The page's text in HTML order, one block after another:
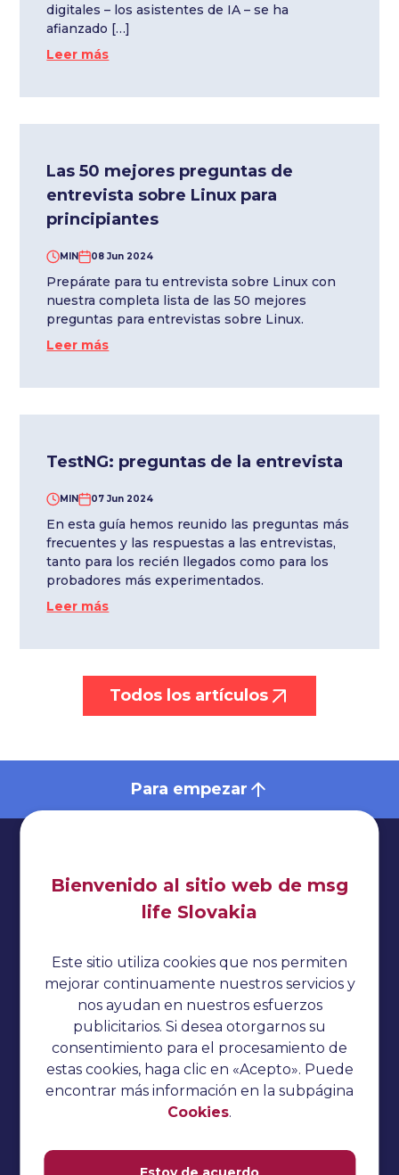
digitales – los asistentes de IA – se ha
afianzado […]
Leer más
Las 50 mejores preguntas de
entrevista sobre Linux para
principiantes
MIN 08 Jun 2024
Prepárate para tu entrevista sobre Linux con
nuestra completa lista de las 50 mejores
preguntas para entrevistas sobre Linux.
Leer más
TestNG: preguntas de la entrevista
MIN 07 Jun 2024
En esta guía hemos reunido las preguntas más
frecuentes y las respuestas a las entrevistas,
tanto para los recién llegados como para los
probadores más experimentados.
Leer más
Todos los artículos
Para empezar
Impresionante
Cookies
Sin categorizar
Preguntas de la entrevista
Tutorial del pepino
Pruebas de rendimiento
Bienvenido al sitio web de msg
life Slovakia
Este sitio utiliza cookies que nos permiten
mejorar continuamente nuestros servicios y
nos ayudan en nuestros esfuerzos
publicitarios. Si desea otorgarnos su
consentimiento para el procesamiento de
estas cookies, haga clic en «Acepto». Puede
encontrar más información en la subpágina
Cookies.